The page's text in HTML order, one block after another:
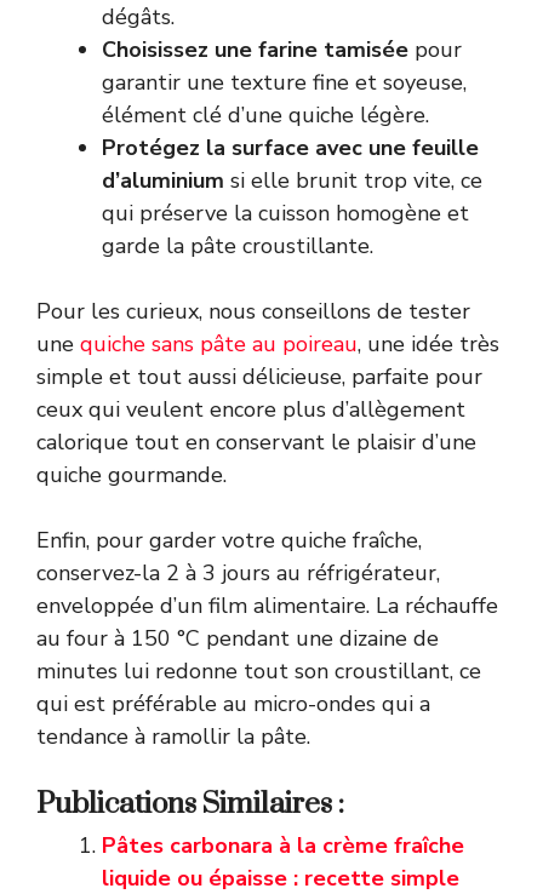
dégâts.
Choisissez une farine tamisée pour
garantir une texture fine et soyeuse,
élément clé d’une quiche légère.
Protégez la surface avec une feuille
d’aluminium si elle brunit trop vite, ce
qui préserve la cuisson homogène et
garde la pâte croustillante.
Pour les curieux, nous conseillons de tester
une quiche sans pâte au poireau, une idée très
simple et tout aussi délicieuse, parfaite pour
ceux qui veulent encore plus d’allègement
calorique tout en conservant le plaisir d’une
quiche gourmande.
Enfin, pour garder votre quiche fraîche,
conservez-la 2 à 3 jours au réfrigérateur,
enveloppée d’un film alimentaire. La réchauffe
au four à 150 °C pendant une dizaine de
minutes lui redonne tout son croustillant, ce
qui est préférable au micro-ondes qui a
tendance à ramollir la pâte.
Publications Similaires :
Pâtes carbonara à la crème fraîche
liquide ou épaisse : recette simple